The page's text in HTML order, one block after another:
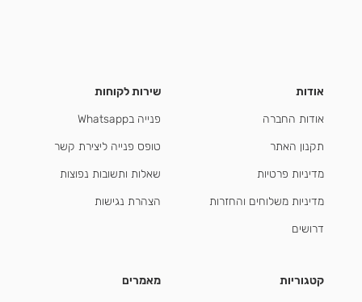
אודות
אודות החברה
תקנון האתר
מדיניות פרטיות
מדיניות משלוחים והחזרות
דרושים
שירות לקוחות
פנייה בWhatsapp
טופס פנייה ליצירת קשר
שאלות ותשובות נפוצות
הצהרת נגישות
קטגוריות
מאמרים